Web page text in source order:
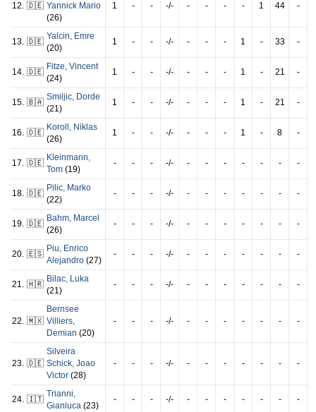
12. 🇩🇪 Yannick Mario
(26)
1 - - -/- - - - - 1 44 -
13. 🇩🇪
Yalcin, Emre
(20)
1 - - -/- - - - 1 - 33 -
14. 🇩🇪
Fitze, Vincent
(24)
1 - - -/- - - - 1 - 21 -
15. 🇧🇦
Smiljic, Dorde
(21)
1 - - -/- - - - 1 - 21 -
16. 🇩🇪
Koroll , Niklas
(26)
1 - - -/- - - - 1 - 8 -
17. 🇩🇪
Kleinmann,
Tom (19)
- - - -/- - - - - - - -
18. 🇩🇪
Pilic, Marko
(22)
- - - -/- - - - - - - -
19. 🇩🇪
Bahm, Marcel
(26)
- - - -/- - - - - - - -
20. 🇪🇸
Piu, Enrico
Alejandro (27)
- - - -/- - - - - - - -
21. 🇭🇷
Bilac, Luka
(21)
- - - -/- - - - - - - -
22. 🇲🇽
Bernsee
Villiers,
Demian (20)
- - - -/- - - - - - - -
23. 🇩🇪
Silveira
Schick, Joao
Victor (28)
- - - -/- - - - - - - -
24. 🇮🇹
Trianni,
Gianluca (23)
- - - -/- - - - - - - -